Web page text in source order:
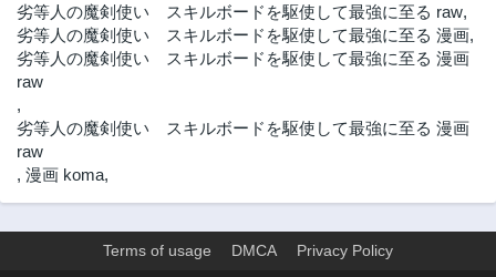
第64話
2年前
第63話
2年前
第62.5話
第61話
2年前
第60話
第56話
劣等人の魔剣使い スキルボードを駆使して最強に至る raw,
劣等人の魔剣使い スキルボードを駆使して最強に至る 漫画,
劣等人の魔剣使い スキルボードを駆使して最強に至る 漫画
raw
,
劣等人の魔剣使い スキルボードを駆使して最強に至る 漫画
raw
, 漫画 koma,
Terms of usage DMCA Privacy Policy